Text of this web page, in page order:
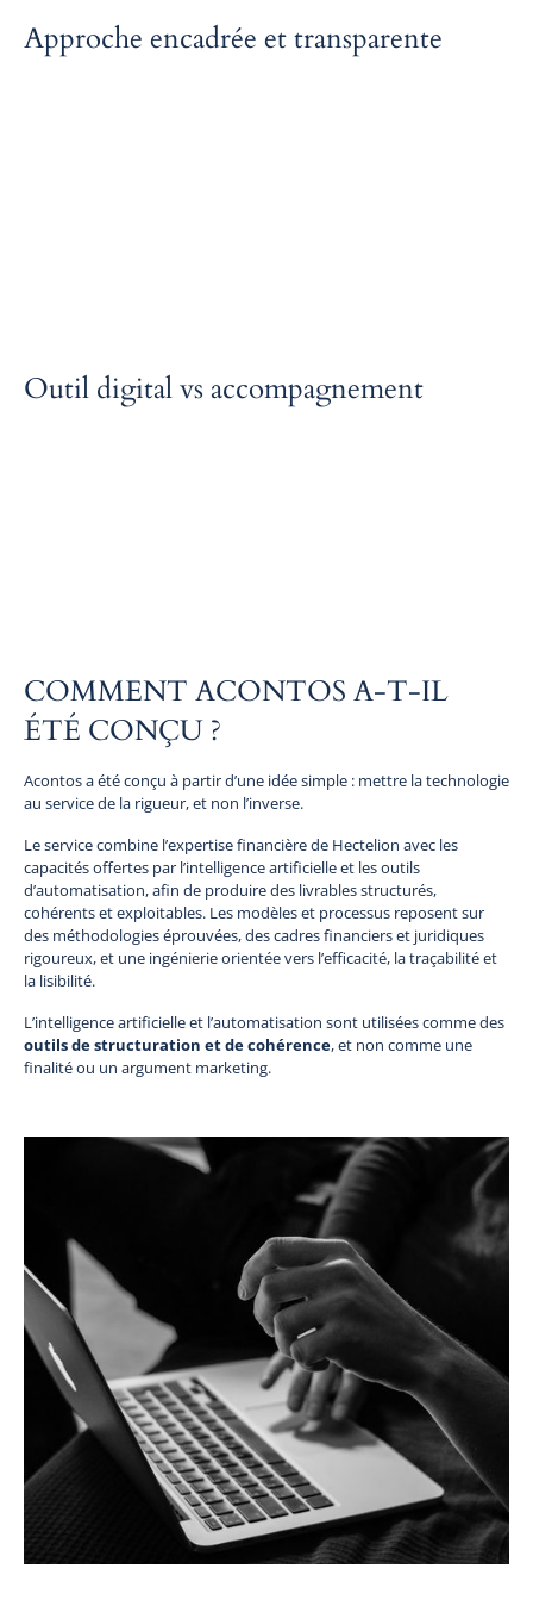
Approche encadrée et transparente
Outil digital vs accompagnement
COMMENT ACONTOS A-T-IL
ÉTÉ CONÇU ?
Acontos a été conçu à partir d’une idée simple : mettre la technologie
au service de la rigueur, et non l’inverse.
Le service combine l’expertise financière de Hectelion avec les
capacités offertes par l’intelligence artificielle et les outils
d’automatisation, afin de produire des livrables structurés,
cohérents et exploitables. Les modèles et processus reposent sur
des méthodologies éprouvées, des cadres financiers et juridiques
rigoureux, et une ingénierie orientée vers l’efficacité, la traçabilité et
la lisibilité.
L’intelligence artificielle et l’automatisation sont utilisées comme des
outils de structuration et de cohérence, et non comme une
finalité ou un argument marketing.